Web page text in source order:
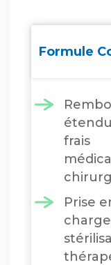
Formule
frais
Prise